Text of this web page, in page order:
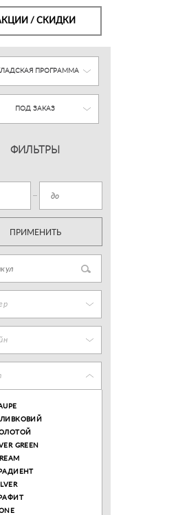
/ СКИДКИ
ПРОГРАММА
ПОД ЗАКАЗ
ФИЛЬТРЫ
ПРИМЕНИТЬ
GREEN